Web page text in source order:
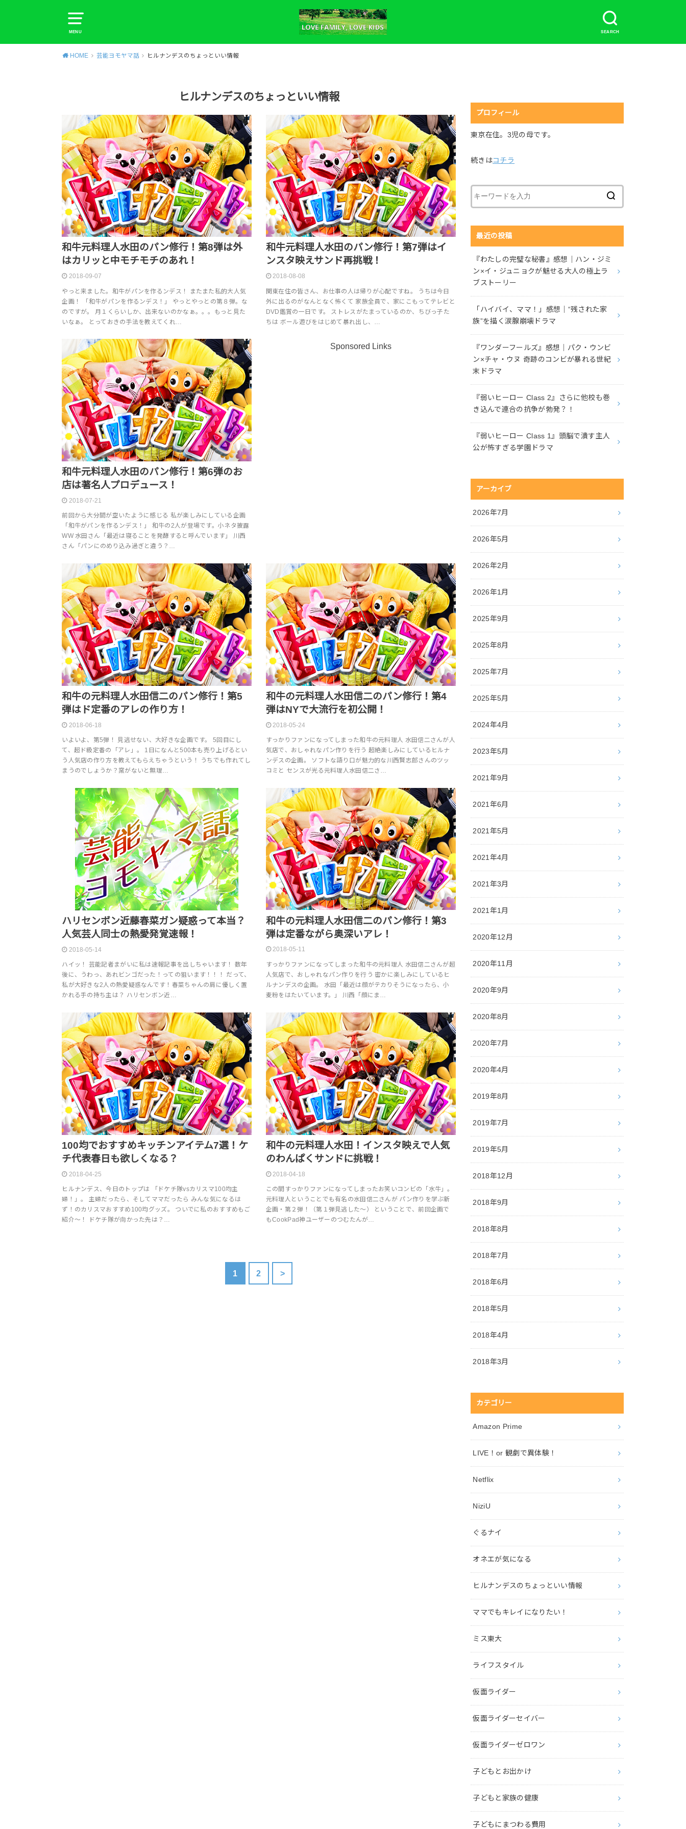
MENU SEARCH
HOME 芸能ヨモヤマ話 ヒルナンデスのちょっといい情報
ヒルナンデスのちょっといい情報
和牛元料理人水田のパン修行！第8弾は外
はカリッと中モチモチのあれ！
2018-09-07
やっと来ました。和牛がパンを作るンデス！ またまた私的大人気
企画！ 「和牛がパンを作るンデス！」 やっとやっとの第８弾。な
のですが。 月１くらいしか、出来ないのかなぁ。。。もっと見た
いなぁ。 とっておきの手法を教えてくれ…
和牛元料理人水田のパン修行！第7弾はイ
ンスタ映えサンド再挑戦！
2018-08-08
関東在住の皆さん、お仕事の人は帰りが心配ですね。 うちは今日
外に出るのがなんとなく怖くて 家族全員で、家にこもってテレビと
DVD鑑賞の一日です。 ストレスがたまっているのか、ちびっ子た
ちは ボール遊びをはじめて暴れ出し、…
和牛元料理人水田のパン修行！第6弾のお
店は著名人プロデュース！
2018-07-21
前回から大分間が空いたように感じる 私が楽しみにしている企画
「和牛がパンを作るンデス！」 和牛の2人が登場です。小ネタ披露
WW 水田さん「最近は寝ることを発酵すると呼んでいます」 川西
さん「パンにのめり込み過ぎと違う？…
Sponsored Links
和牛の元料理人水田信二のパン修行！第5
弾はド定番のアレの作り方！
2018-06-18
いよいよ、第5弾！ 見逃せない、大好きな企画です。 5回目にし
て、超ド級定番の「アレ」。 1日になんと500本も売り上げるとい
う人気店の作り方を教えてもらえちゃうという！ うちでも作れてし
まうのでしょうか？窯がないと無理…
和牛の元料理人水田信二のパン修行！第4
弾はNYで大流行を初公開！
2018-05-24
すっかりファンになってしまった和牛の元料理人 水田信二さんが人
気店で、おしゃれなパン作りを行う 超絶楽しみにしているヒルナ
ンデスの企画。 ソフトな語り口が魅力的な川西賢志郎さんのツッ
コミと センスが光る元料理人水田信二さ…
ハリセンボン近藤春菜ガン疑惑って本当？
人気芸人同士の熱愛発覚速報！
2018-05-14
ハイッ！ 芸能記者まがいに私は速報記事を出しちゃいます！ 数年
後に、うわっ、あれビンゴだった！っての狙います！！！ だって、
私が大好きな2人の熱愛疑惑なんです！春菜ちゃんの肩に優しく置
かれる手の持ち主は？ ハリセンボン近…
和牛の元料理人水田信二のパン修行！第3
弾は定番ながら奥深いアレ！
2018-05-11
すっかりファンになってしまった和牛の元料理人 水田信二さんが超
人気店で、おしゃれなパン作りを行う 密かに楽しみにしているヒ
ルナンデスの企画。 水田「最近は顔がテカりそうになったら、小
麦粉をはたいています。」 川西「顔にま…
100均でおすすめキッチンアイテム7選！ケ
チ代表春日も欲しくなる？
2018-04-25
ヒルナンデス、今日のトップは 「ドケチ隊vsカリスマ100均主
婦！」。 主婦だったら、そしてママだったら みんな気になるは
ず！のカリスマおすすめ100均グッズ。 ついでに私のおすすめもご
紹介～！ ドケチ隊が向かった先は？…
和牛の元料理人水田！インスタ映えで人気
のわんぱくサンドに挑戦！
2018-04-18
この間すっかりファンになってしまったお笑いコンビの「水牛」。
元料理人ということでも有名の水田信二さんが パン作りを学ぶ新
企画・第２弾！（第１弾見逃した～） ということで、前回企画で
もCookPad神ユーザーのつむたんが…
1 2 >
プロフィール
東京在住。3児の母です。
続きはコチラ
最近の投稿
『わたしの完璧な秘書』感想｜ハン・ジミ
ン×イ・ジュニョクが魅せる大人の極上ラ
ブストーリー
「ハイバイ、ママ！」感想｜“残された家
族”を描く涙腺崩壊ドラマ
『ワンダーフールズ』感想｜パク・ウンビ
ン×チャ・ウヌ 奇跡のコンビが暴れる世紀
末ドラマ
『弱いヒーロー Class 2』さらに他校も巻
き込んで連合の抗争が勃発？！
『弱いヒーロー Class 1』頭脳で潰す主人
公が怖すぎる学園ドラマ
アーカイブ
2026年7月
2026年5月
2026年2月
2026年1月
2025年9月
2025年8月
2025年7月
2025年5月
2024年4月
2023年5月
2021年9月
2021年6月
2021年5月
2021年4月
2021年3月
2021年1月
2020年12月
2020年11月
2020年9月
2020年8月
2020年7月
2020年4月
2019年8月
2019年7月
2019年5月
2018年12月
2018年9月
2018年8月
2018年7月
2018年6月
2018年5月
2018年4月
2018年3月
カテゴリー
Amazon Prime
LIVE！or 観劇で異体験！
Netflix
NiziU
ぐるナイ
オネエが気になる
ヒルナンデスのちょっといい情報
ママでもキレイになりたい！
ミス東大
ライフスタイル
仮面ライダー
仮面ライダーセイバー
仮面ライダーゼロワン
子どもとお出かけ
子どもと家族の健康
子どもにまつわる費用